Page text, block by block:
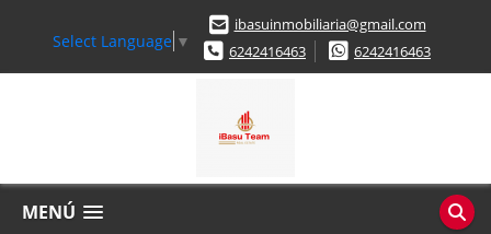
Select Language ▼
ibasuinmobiliaria@gmail.com
6242416463
6242416463
MENÚ